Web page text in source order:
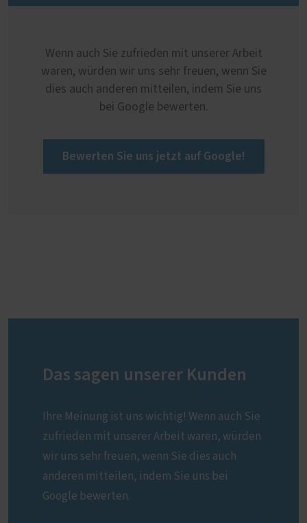
Wenn auch Sie zufrieden mit unserer Arbeit
waren, würden wir uns sehr freuen, wenn Sie
dies auch anderen mitteilen, indem Sie uns
bei Google bewerten.
Bewerten Sie uns jetzt auf Google!
Das sagen unserer Kunden
Ihre Meinung ist uns wichtig! Wenn auch Sie
zufrieden mit unserer Arbeit waren, würden
wir uns sehr freuen, wenn Sie dies auch
anderen mitteilen, indem Sie uns bei
Google bewerten.